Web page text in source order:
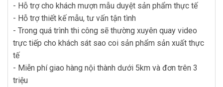
- Hỗ trợ cho khách mượn mẫu duyệt sản phẩm thực tế
- Hỗ trợ thiết kế mẫu, tư vấn tận tình
- Trong quá trình thi công sẽ thường xuyên quay video
trực tiếp cho khách sát sao coi sản phẩm sản xuất thực
tế
- Miễn phí giao hàng nội thành dưới 5km và đơn trên 3
triệu